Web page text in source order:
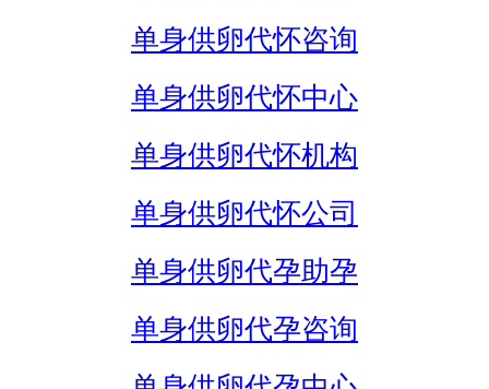
单身供卵代怀咨询
单身供卵代怀中心
单身供卵代怀机构
单身供卵代怀公司
单身供卵代孕助孕
单身供卵代孕咨询